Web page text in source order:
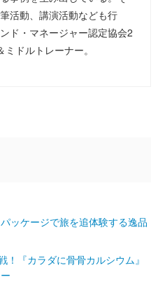
活動、講演活動なども行
ド・マネージャー認定協会2
ドルトレーナー。
ッケージで旅を追体験する逸品
『カラダに骨骨カルシウム』